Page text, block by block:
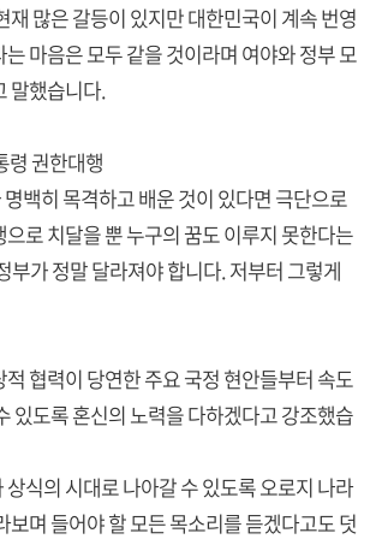
재 많은 갈등이 있지만 대한민국이 계속 번영
마음은 모두 같을 것이라며 여야와 정부 모
말했습니다.
령 권한대행
백히 목격하고 배운 것이 있다면 극단으로
로 치달을 뿐 누구의 꿈도 이루지 못한다는
부가 정말 달라져야 합니다. 저부터 그렇게
협력이 당연한 주요 국정 현안들부터 속도
있도록 혼신의 노력을 다하겠다고 강조했습
식의 시대로 나아갈 수 있도록 오로지 나라
보며 들어야 할 모든 목소리를 듣겠다고도 덧